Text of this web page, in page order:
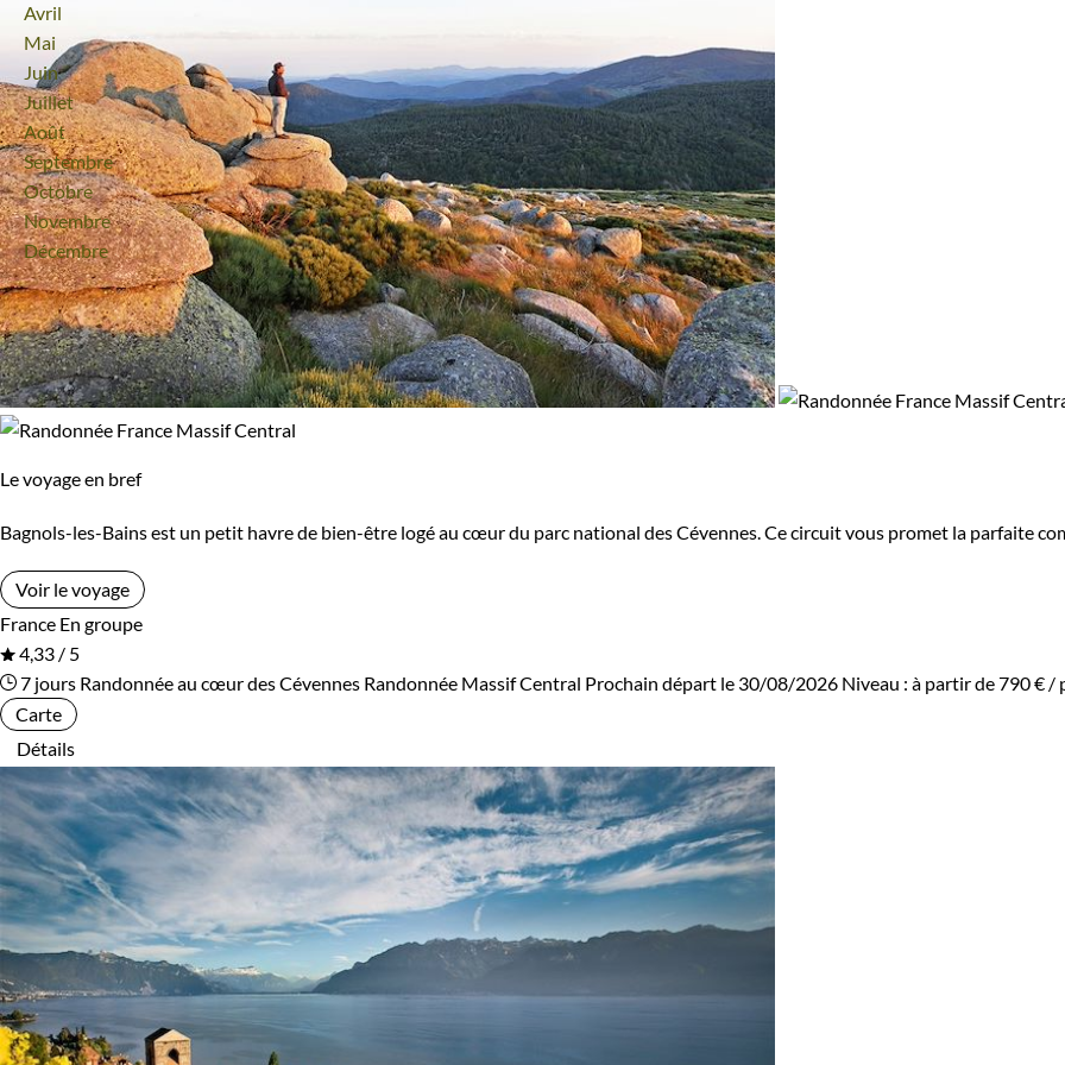
Avril
Mai
Juin
Juillet
Août
Septembre
Octobre
Novembre
Décembre
Le voyage en bref
Bagnols-les-Bains est un petit havre de bien-être logé au cœur du parc national des Cévennes. Ce circuit vous promet la parfaite
Voir le voyage
France En groupe
4,33 / 5
7 jours Randonnée au cœur des Cévennes Randonnée Massif Central Prochain départ le 30/08/2026 Niveau : à partir de790 € /
Carte
Détails